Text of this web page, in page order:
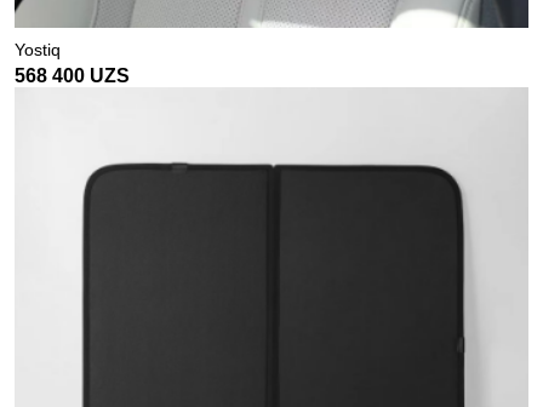
Yostiq
568 400 UZS